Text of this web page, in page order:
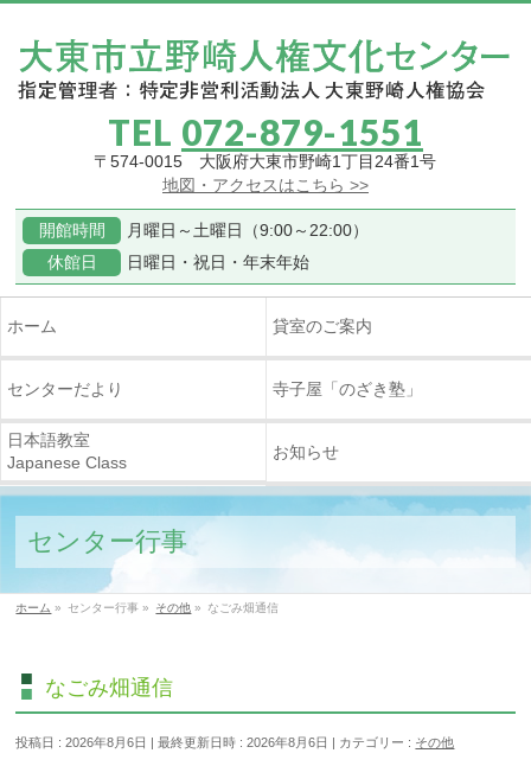
TEL 072-879-1551
〒574-0015 大阪府大東市野崎1丁目24番1号
地図・アクセスはこちら >>
開館時間
月曜日～土曜日（9:00～22:00）
休館日
日曜日・祝日・年末年始
ホーム 貸室のご案内
センターだより 寺子屋 「のざき塾」
日本語教室
Japanese Class
お知らせ
センター行事
ホーム » センター行事 » その他 » なごみ畑通信
なごみ畑通信
投稿日 : 2026年8月6日 最終更新日時 : 2026年8月6日 カテゴリー : その他